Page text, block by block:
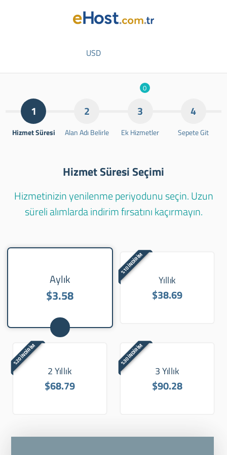
USD
0
1
Hizmet Süresi
2
Alan Adı Belirle
3
Ek Hizmetler
4
Sepete Git
Hizmet Süresi Seçimi
Hizmetinizin yenilenme periyodunu seçin. Uzun
süreli alımlarda indirim fırsatını kaçırmayın.
Aylık
$3.58
%10 İNDİRİM
Yıllık
$38.69
%20 İNDİRİM
2 Yıllık
$68.79
%30 İNDİRİM
3 Yıllık
$90.28